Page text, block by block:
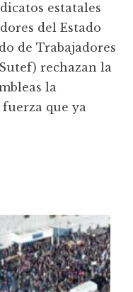
estatales
del Estado
de Trabajadores
rechazan la
la
que ya